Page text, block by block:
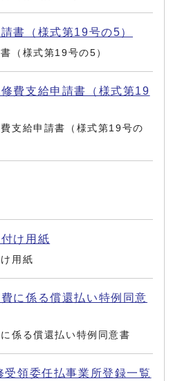
書（様式第19号の5）
（様式第19号の5）
費支給申請書（様式第19
支給申請書（様式第19号の
け用紙
用紙
に係る償還払い特例同意
係る償還払い特例同意書
受領委任払事業所登録一覧